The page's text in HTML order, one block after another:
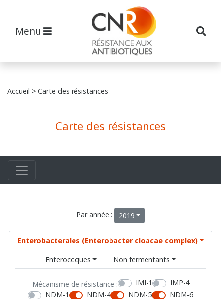
Menu
Accueil > Carte des résistances
Carte des résistances
Par année : 2019
Enterobacterales (Enterobacter cloacae complex)
Enterocoques
Non fermentants
Mécanisme de résistance : IMI-1
IMP-4
NDM-1
NDM-4 NDM-5
NDM-6